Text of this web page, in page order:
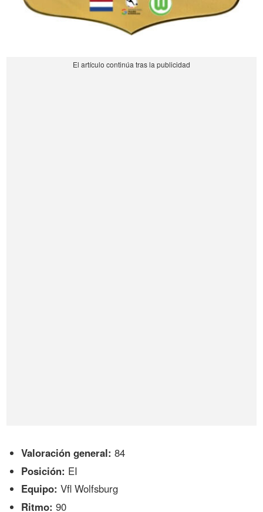
Valoración general: 84
Posición: EI
Equipo: Vfl Wolfsburg
Ritmo: 90